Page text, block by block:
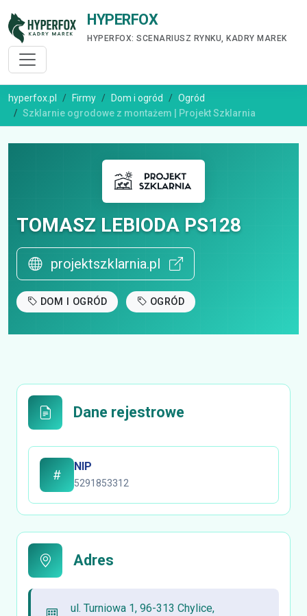
HYPERFOX
HYPERFOX: SCENARIUSZ RYNKU, KADRY MAREK
hyperfox.pl Firmy Dom i ogród
Ogród
Szklarnie ogrodowe z montażem | Projekt Szklarnia
TOMASZ LEBIODA PS128
projektszklarnia.pl
DOM I OGRÓD OGRÓD
Dane rejestrowe
NIP
5291853312
Adres
ul. Turniowa 1, 96-313 Chylice,